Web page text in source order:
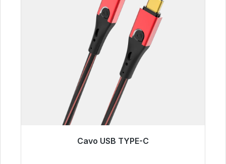
Cavo USB TYPE-C
Pronto per la spedizione immediata, tempo di